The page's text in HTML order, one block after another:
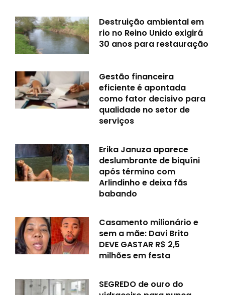
Destruição ambiental em
rio no Reino Unido exigirá
30 anos para restauração
Gestão financeira
eficiente é apontada
como fator decisivo para
qualidade no setor de
serviços
Erika Januza aparece
deslumbrante de biquíni
após término com
Arlindinho e deixa fãs
babando
Casamento milionário e
sem a mãe: Davi Brito
DEVE GASTAR R$ 2,5
milhões em festa
SEGREDO de ouro do